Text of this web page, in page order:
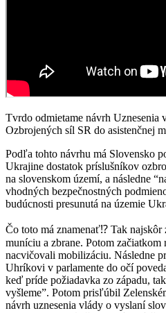
Tvrdo odmietame návrh Uznesenia
Ozbrojených síl SR do asistenčnej
Podľa tohto návrhu má
Ukrajine dostatok príslušníkov
na slovenskom území, a následne
vhodných bezpečnostných
budúcnosti presunutá na územie
Čo toto má znamenať⁉️ Tak najskôr
muníciu a zbrane. Potom začiatkom
nacvičovali mobilizáciu. Následne
Uhríkovi v parlamente do očí
keď príde požiadavka zo západu,
vyšleme”. Potom prisľúbil
návrh uznesenia vlády o vyslaní